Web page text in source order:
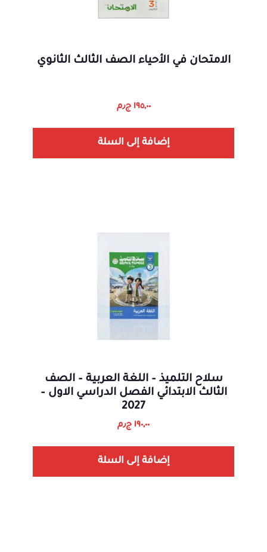
الامتحان في الأحياء الصف الثالث الثانوي
١٩٥,٠٠ ج٫م
إضافة إلى السلة
سلاح التلميذ – اللغة العربية – الصف
الثالث الابتدائي الفصل الدراسي الاول –
2027
١٩٠,٠٠ ج٫م
إضافة إلى السلة